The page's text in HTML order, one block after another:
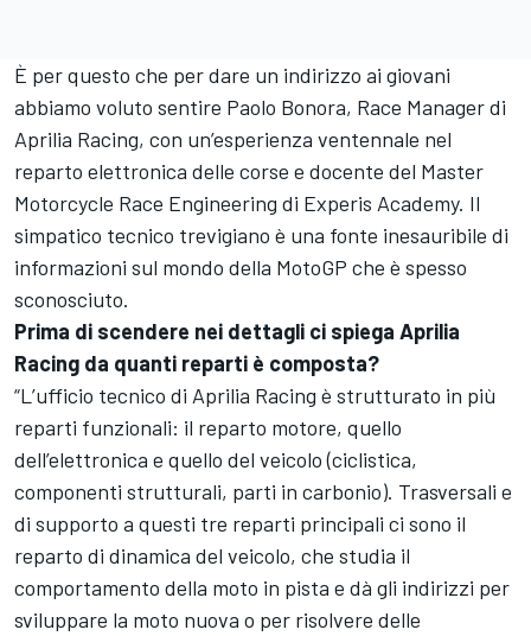
È per questo che per dare un indirizzo ai giovani
abbiamo voluto sentire Paolo Bonora, Race Manager di
Aprilia Racing, con un’esperienza ventennale nel
reparto elettronica delle corse e docente del Master
Motorcycle Race Engineering di Experis Academy. Il
simpatico tecnico trevigiano è una fonte inesauribile di
informazioni sul mondo della MotoGP che è spesso
sconosciuto.
Prima di scendere nei dettagli ci spiega Aprilia
Racing da quanti reparti è composta?
“L’ufficio tecnico di Aprilia Racing è strutturato in più
reparti funzionali: il reparto motore, quello
dell’elettronica e quello del veicolo (ciclistica,
componenti strutturali, parti in carbonio). Trasversali e
di supporto a questi tre reparti principali ci sono il
reparto di dinamica del veicolo, che studia il
comportamento della moto in pista e dà gli indirizzi per
sviluppare la moto nuova o per risolvere delle